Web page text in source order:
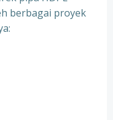
berbagai proyek